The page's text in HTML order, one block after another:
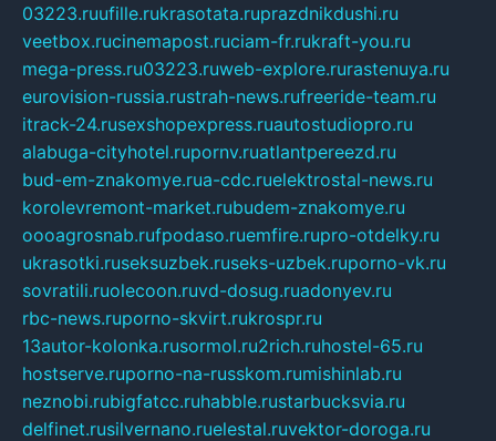
03223.ruufille.rukrasotata.ruprazdnikdushi.ru
veetbox.rucinemapost.ruciam-fr.rukraft-you.ru
mega-press.ru03223.ruweb-explore.rurastenuya.ru
eurovision-russia.rustrah-news.rufreeride-team.ru
itrack-24.rusexshopexpress.ruautostudiopro.ru
alabuga-cityhotel.rupornv.ruatlantpereezd.ru
bud-em-znakomye.rua-cdc.ruelektrostal-news.ru
korolevremont-market.rubudem-znakomye.ru
oooagrosnab.rufpodaso.ruemfire.rupro-otdelky.ru
ukrasotki.ruseksuzbek.ruseks-uzbek.ruporno-vk.ru
sovratili.ruolecoon.ruvd-dosug.ruadonyev.ru
rbc-news.ruporno-skvirt.rukrospr.ru
13autor-kolonka.rusormol.ru2rich.ruhostel-65.ru
hostserve.ruporno-na-russkom.rumishinlab.ru
neznobi.rubigfatcc.ruhabble.rustarbucksvia.ru
delfinet.rusilvernano.ruelestal.ruvektor-doroga.ru